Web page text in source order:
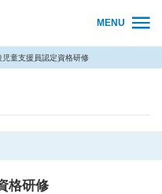
MENU
児童支援員認定資格研修
格研修